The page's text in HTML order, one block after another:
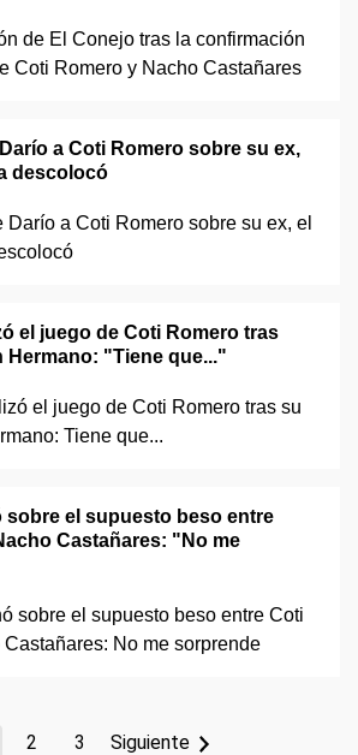
a Coti Romero sobre su ex,
descolocó
el juego de Coti Romero tras
Hermano: "Tiene que..."
sobre el supuesto beso entre
Castañares: "No me
2 3 Siguiente